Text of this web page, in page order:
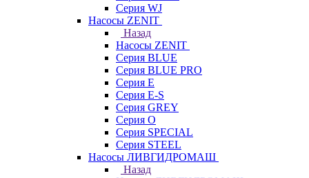
Серия WJ
Насосы ZENIT
Назад
Насосы ZENIT
Серия BLUE
Серия BLUE PRO
Серия E
Серия E-S
Серия GREY
Серия O
Серия SPECIAL
Серия STEEL
Насосы ЛИВГИДРОМАШ
Назад